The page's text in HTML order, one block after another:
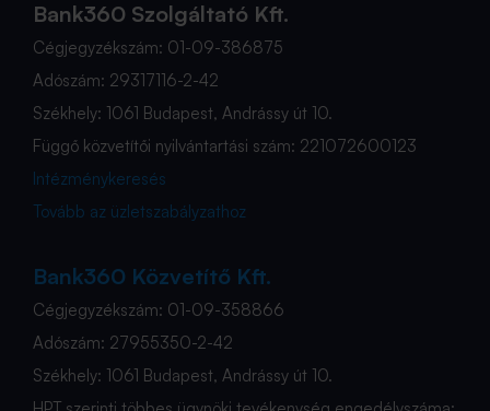
Bank360 Szolgáltató Kft.
Cégjegyzékszám: 01-09-386875
Adószám: 29317116-2-42
Székhely: 1061 Budapest, Andrássy út 10.
Függő közvetítői nyilvántartási szám: 221072600123
Intézménykeresés
Tovább az üzletszabályzathoz
Bank360 Közvetítő Kft.
Cégjegyzékszám: 01-09-358866
Adószám: 27955350-2-42
Székhely: 1061 Budapest, Andrássy út 10.